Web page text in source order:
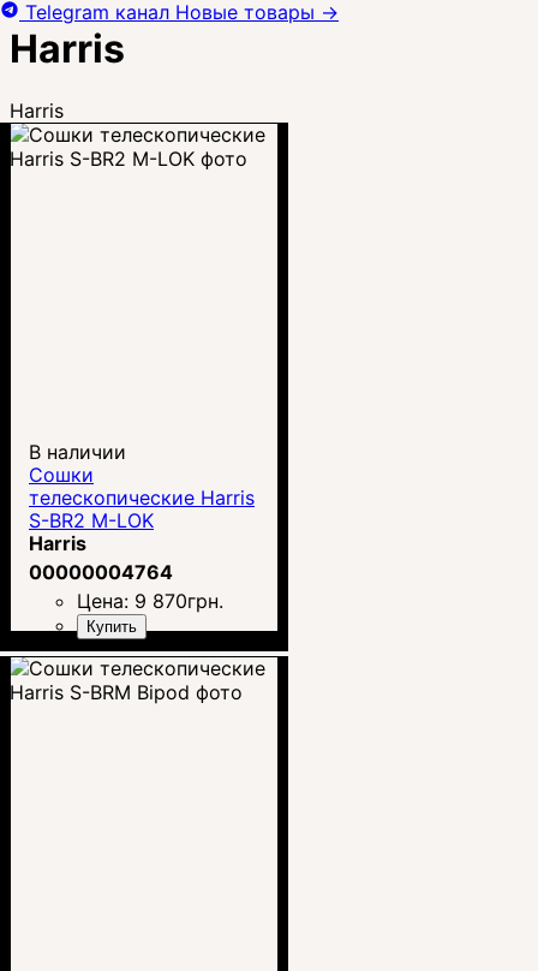
Harris
Harris
В наличии
Сошки
телескопические Harris
S-BR2 M-LOK
Harris
00000004764
Цена: 9 870грн.
Купить
Telegram канал Новые товары →